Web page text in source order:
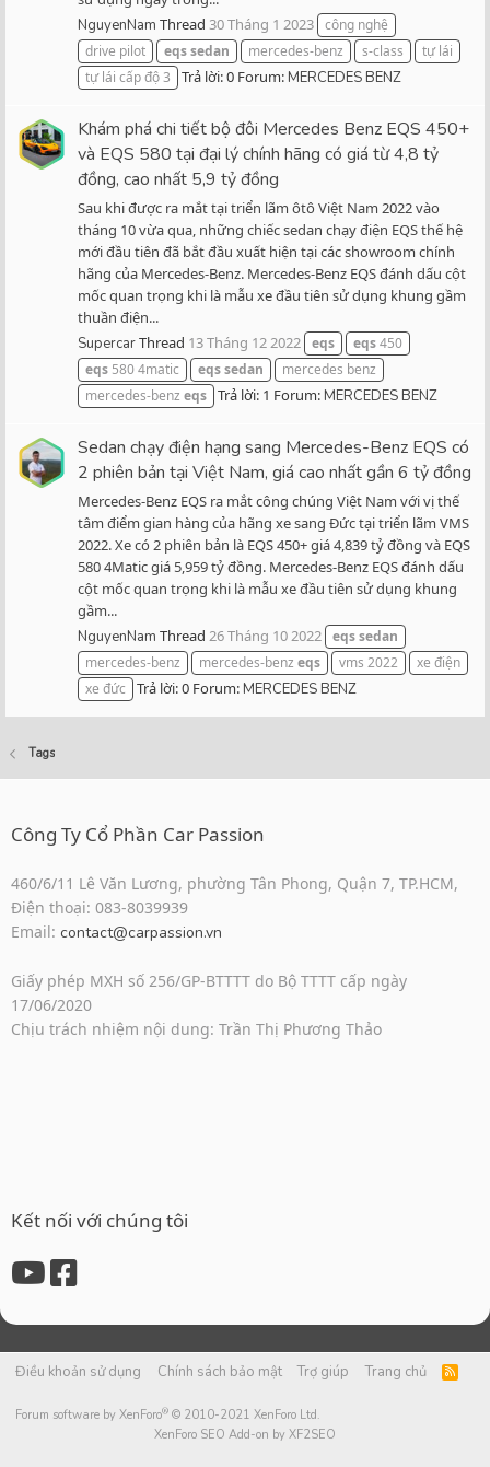
NguyenNam Thread 30 Tháng 1 2023 công nghệ
drive pilot
eqssedan mercedes-benz s-class
tự lái
tự lái cấp độ 3
Trả lời: 0 Forum:MERCEDES BENZ
Khám phá chi tiết bộ đôi Mercedes Benz EQS 450+
và EQS 580 tại đại lý chính hãng có giá từ 4,8 tỷ
đồng, cao nhất 5,9 tỷ đồng
Sau khi được ra mắt tại triển lãm ôtô Việt Nam 2022 vào
tháng 10 vừa qua, những chiếc sedan chạy điện EQS thế hệ
mới đầu tiên đã bắt đầu xuất hiện tại các showroom chính
hãng của Mercedes-Benz. Mercedes-Benz EQS đánh dấu cột
mốc quan trọng khi là mẫu xe đầu tiên sử dụng khung gầm
thuần điện...
SupercarThread 13 Tháng 12 2022 eqs eqs450
eqs 580 4matic eqssedan
mercedes benz
mercedes-benz eqs Trả lời: 1 Forum:MERCEDES BENZ
Sedan chạy điện hạng sang Mercedes-Benz EQS có
2 phiên bản tại Việt Nam, giá cao nhất gần 6 tỷ đồng
Mercedes-Benz EQS ra mắt công chúng Việt Nam với vị thế
tâm điểm gian hàng của hãng xe sang Đức tại triển lãm VMS
2022. Xe có 2 phiên bản là EQS 450+ giá 4,839 tỷ đồng và EQS
580 4Matic giá 5,959 tỷ đồng. Mercedes-Benz EQS đánh dấu
cột mốc quan trọng khi là mẫu xe đầu tiên sử dụng khung
gầm...
NguyenNam Thread 26 Tháng 10 2022 eqssedan
mercedes-benz
mercedes-benz eqs vms 2022
xe điện
xe đức
Trả lời: 0 Forum:MERCEDES BENZ
Tags
Công Ty Cổ Phần Car Passion
460/6/11 Lê Văn Lương, phường Tân Phong, Quận 7, TP.HCM,
Điện thoại: 083-8039939
Email: contact@carpassion.vn
Giấy phép MXH số 256/GP-BTTTT do Bộ TTTT cấp ngày
17/06/2020
Chịu trách nhiệm nội dung: Trần Thị Phương Thảo
Kết nối với chúng tôi
Điều khoản sử dụng Chính sách bảo mật Trợ giúp Trang chủ
R
S
Forum software by XenForo® © 2010-2021 XenForo Ltd.
XenForo SEO Add-on by XF2SEO